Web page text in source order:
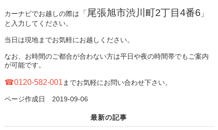
カーナビでお越しの際は 「 尾張旭市渋川町2丁目4番6」
と入力してください。
当日は現地までお気軽にお越しください。
なお、お時間のご都合が合わない方は平日や夜の時間帯でもご案内
が可能です。
☎0120-582-001 までお気軽にお問い合わせ下さい。
ページ作成日 2019-09-06
最新の記事